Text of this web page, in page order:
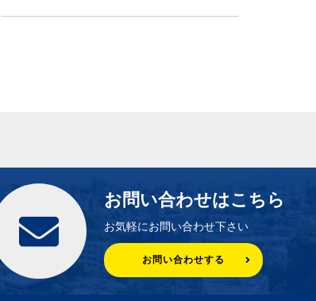
お問い合わせはこちら
お気軽にお問い合わせ下さい
お問い合わせする